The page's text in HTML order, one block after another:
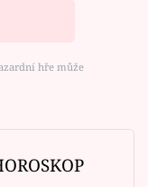
hře může